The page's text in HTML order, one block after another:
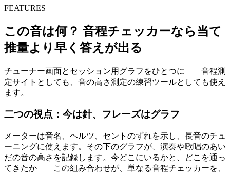
FEATURES
この音は何？ 音程チェッカーなら当て
推量より早く答えが出る
チューナー画面とセッション用グラフをひとつに——音程測
定サイトとしても、音の高さ測定の練習ツールとしても使え
ます。
二つの視点：今は針、フレーズはグラフ
メーターは音名、ヘルツ、セントのずれを示し、長音のチュ
ーニングに使えます。その下のグラフが、演奏や歌唱のあい
だの音の高さを記録します。今どこにいるかと、どこを通っ
てきたか——この組み合わせが、単なる音程チェッカーを、